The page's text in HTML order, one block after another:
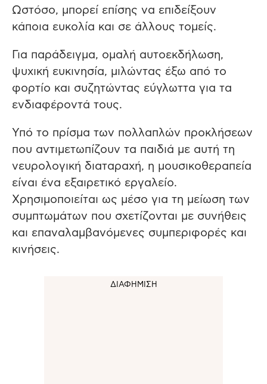
Ωστόσο, μπορεί επίσης να επιδείξουν
κάποια ευκολία και σε άλλους τομείς.
Για παράδειγμα, ομαλή αυτοεκδήλωση,
ψυχική ευκινησία, μιλώντας έξω από το
φορτίο και συζητώντας εύγλωττα για τα
ενδιαφέροντά τους.
Υπό το πρίσμα των πολλαπλών προκλήσεων
που αντιμετωπίζουν τα παιδιά με αυτή τη
νευρολογική διαταραχή, η μουσικοθεραπεία
είναι ένα εξαιρετικό εργαλείο.
Χρησιμοποιείται ως μέσο για τη μείωση των
συμπτωμάτων που σχετίζονται με συνήθεις
και επαναλαμβανόμενες συμπεριφορές και
κινήσεις.